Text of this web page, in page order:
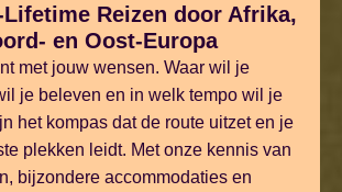
Reizen door Afrika,
en Oost-Europa
met jouw wensen. Waar wil je
je beleven en in welk tempo wil je
het kompas dat de route uitzet en je
plekken leidt. Met onze kennis van
bijzondere accommodaties en